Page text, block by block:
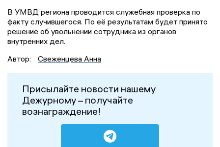
В УМВД региона проводится служебная проверка по
факту случившегося. По её результатам будет принято
решение об увольнении сотрудника из органов
внутренних дел.
Автор:
Свеженцева Анна
Присылайте новости нашему
Дежурному – получайте
вознаграждение!